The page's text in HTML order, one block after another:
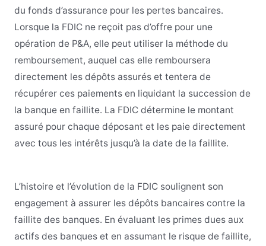
du fonds d’assurance pour les pertes bancaires.
Lorsque la FDIC ne reçoit pas d’offre pour une
opération de P&A, elle peut utiliser la méthode du
remboursement, auquel cas elle remboursera
directement les dépôts assurés et tentera de
récupérer ces paiements en liquidant la succession de
la banque en faillite. La FDIC détermine le montant
assuré pour chaque déposant et les paie directement
avec tous les intérêts jusqu’à la date de la faillite.
L’histoire et l’évolution de la FDIC soulignent son
engagement à assurer les dépôts bancaires contre la
faillite des banques. En évaluant les primes dues aux
actifs des banques et en assumant le risque de faillite,